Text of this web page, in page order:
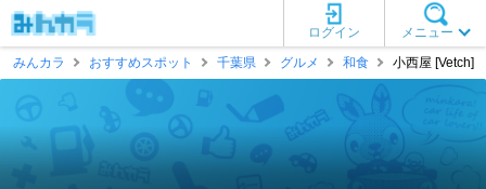
メニュー
ログイン
みんカラ
おすすめスポット 千葉県 グルメ 和食 小西屋 [Vetch]